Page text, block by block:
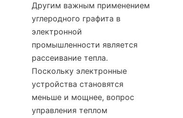
Другим важным применением
углеродного графита в
электронной
промышленности является
рассеивание тепла.
Поскольку электронные
устройства становятся
меньше и мощнее, вопрос
управления теплом